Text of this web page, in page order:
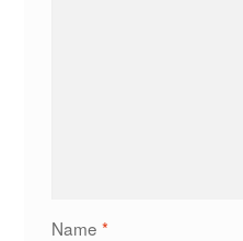
Name *